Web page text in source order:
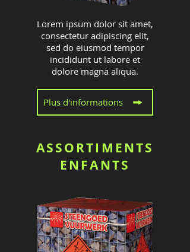
Lorem ipsum dolor sit amet,
consectetur adipiscing elit,
sed do eiusmod tempor
incididunt ut labore et
dolore magna aliqua.
Plus d'informations
ASSORTIMENTS
ENFANTS